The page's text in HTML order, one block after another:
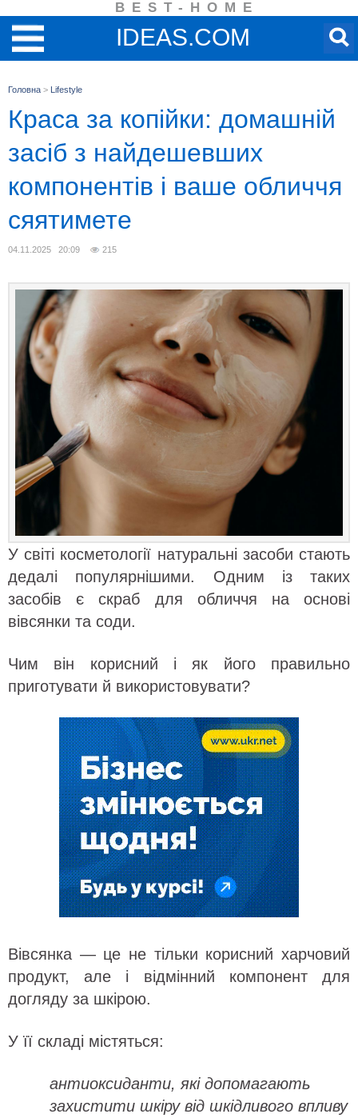
BEST-HOME
IDEAS.COM
Головна > Lifestyle
Краса за копійки: домашній
засіб з найдешевших
компонентів і ваше обличчя
сяятимете
04.11.2025 20:09 215
У світі косметології натуральні засоби стають
дедалі популярнішими. Одним із таких
засобів є скраб для обличчя на основі
вівсянки та соди.
Чим він корисний і як його правильно
приготувати й використовувати?
Вівсянка — це не тільки корисний харчовий
продукт, але і відмінний компонент для
догляду за шкірою.
У її складі містяться:
антиоксиданти, які допомагають
захистити шкіру від шкідливого впливу